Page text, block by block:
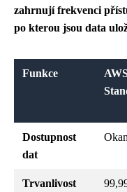
zahrnují frekvenci
po kterou jsou data
Funkce
Dostupnost
dat
Trvanlivost